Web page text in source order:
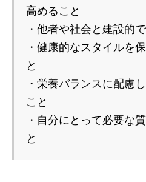
高めること
・他者や社会と建設的
・健康的なスタイルを
と
・栄養バランスに配慮
こと
・自分にとって必要な
と